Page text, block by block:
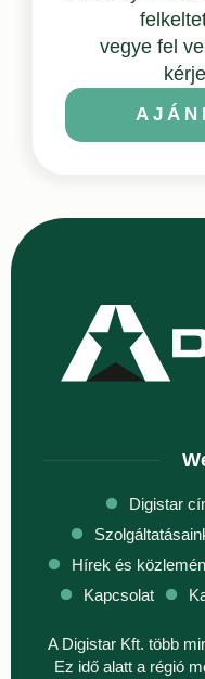
vegye fel
Digistar
Hírek és
Kapcsolat
A Digistar Kft. több
Ez idő alatt a régió